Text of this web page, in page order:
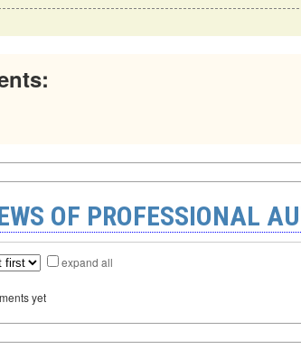
OF PROFESSIONAL
expand all
yet